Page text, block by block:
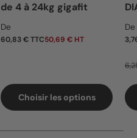
de 4 à 24kg gigafit
Prix habituel
De
60,83 € TTC50,69 € HT
Choisir les options
De